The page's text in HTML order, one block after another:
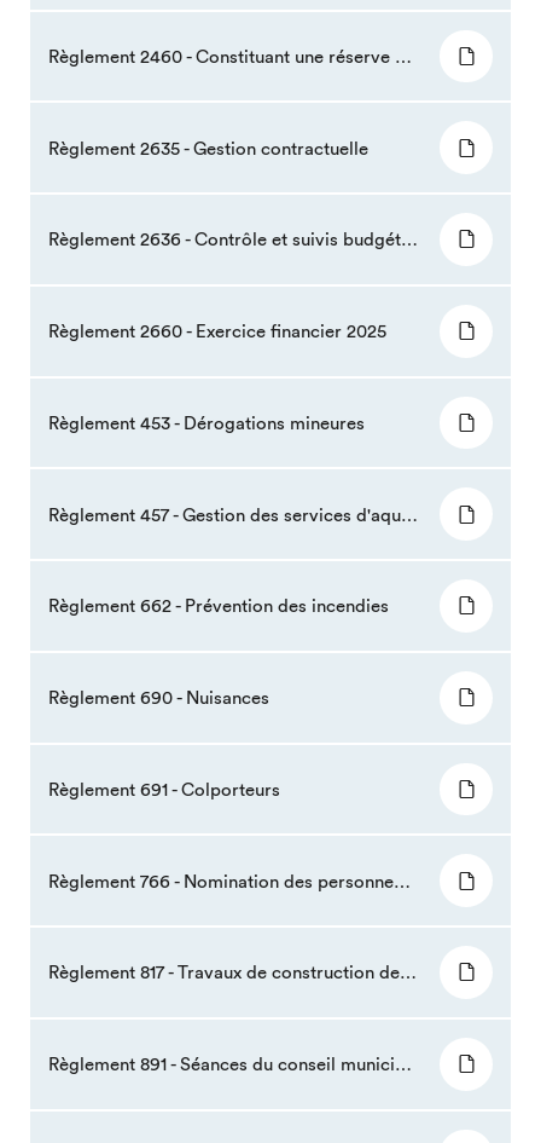
Règlement 2460 - Constituant une réserve financière pour l’acquisition ou la consolidation (plantation et maintien) de boisés.
Règlement 2635 - Gestion contractuelle
Règlement 2636 - Contrôle et suivis budgétaires et la délégation de pouvoir autoriser des dépenses
Règlement 2660 - Exercice financier 2025
Règlement 453 - Dérogations mineures
Règlement 457 - Gestion des services d'aqueduc et d'égouts
Règlement 662 - Prévention des incendies
Règlement 690 - Nuisances
Règlement 691 - Colporteurs
Règlement 766 - Nomination des personnes autorisées à délivrer un constat d’infraction
Règlement 817 - Travaux de construction de ponceaux et de canalisation de fossés
Règlement 891 - Séances du conseil municipal